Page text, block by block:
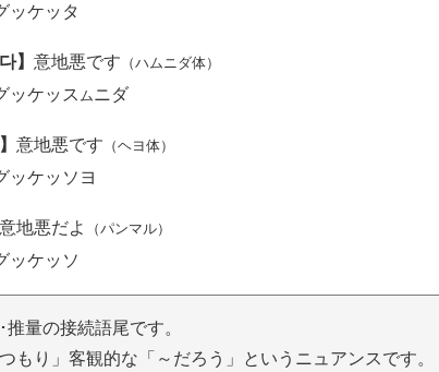
ッケッタ
】 意地悪です （ハムニダ体）
ッケッス ム ニダ
意地悪です （ヘヨ体）
ッケッソヨ
意地悪だよ （パンマル）
ッケッソ
推量の接続語尾です。
もり」客観的な「～だろう」というニュアンスです。